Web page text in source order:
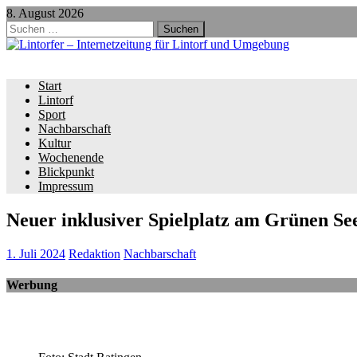
8. August 2026
Suchen
nach:
Start
Lintorf
Sport
Nachbarschaft
Kultur
Wochenende
Blickpunkt
Impressum
Neuer inklusiver Spielplatz am Grünen
1. Juli 2024 Redaktion Nachbarschaft
Werbung